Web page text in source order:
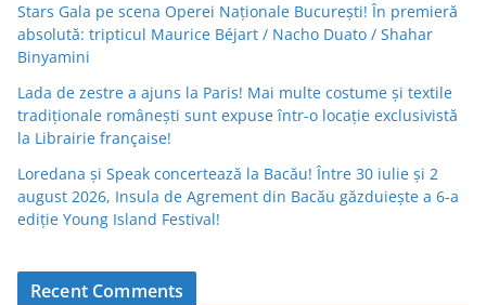
Stars Gala pe scena Operei Naționale București! În premieră
absolută: tripticul Maurice Béjart / Nacho Duato / Shahar
Binyamini
Lada de zestre a ajuns la Paris! Mai multe costume și textile
tradiționale românești sunt expuse într-o locație exclusivistă
la Librairie française!
Loredana și Speak concertează la Bacău! Între 30 iulie și 2
august 2026, Insula de Agrement din Bacău găzduiește a 6-a
ediție Young Island Festival!
Recent Comments